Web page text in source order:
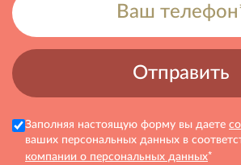
Заполняя настоящую форму вы даете
ваших персональных данных в
компании о персональных данных*